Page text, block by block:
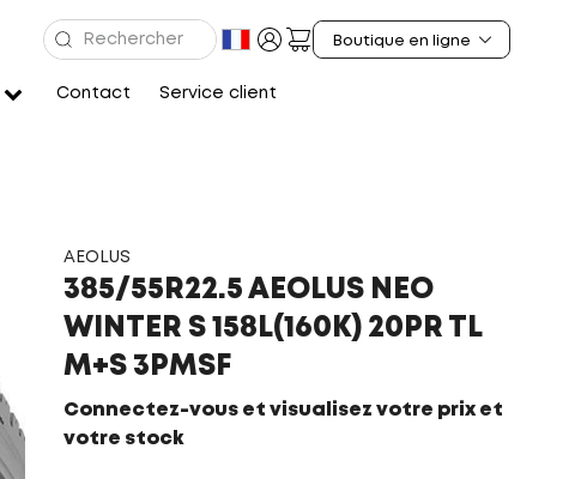
Contact Service client
AEOLUS
385/55R22.5 AEOLUS NEO
WINTER S 158L(160K) 20PR TL
M+S 3PMSF
Connectez-vous et visualisez votre prix et
votre stock